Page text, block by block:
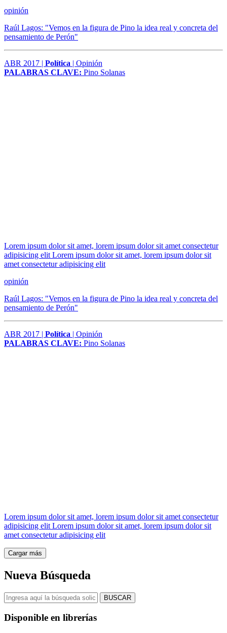
opinión
Raúl Lagos: "Vemos en la figura de Pino la idea real y concreta del
pensamiento de Perón"
ABR 2017 | Política | Opinión
PALABRAS CLAVE: Pino Solanas
Lorem ipsum dolor sit amet, lorem ipsum dolor sit amet consectetur
adipisicing elit Lorem ipsum dolor sit amet, lorem ipsum dolor sit
amet consectetur adipisicing elit
opinión
Raúl Lagos: "Vemos en la figura de Pino la idea real y concreta del
pensamiento de Perón"
ABR 2017 | Política | Opinión
PALABRAS CLAVE: Pino Solanas
Lorem ipsum dolor sit amet, lorem ipsum dolor sit amet consectetur
adipisicing elit Lorem ipsum dolor sit amet, lorem ipsum dolor sit
amet consectetur adipisicing elit
Cargar más
Nueva Búsqueda
BUSCAR
Disponible en librerías